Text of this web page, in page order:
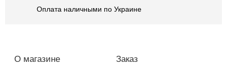
Оплата наличными по Украине
О магазине Заказ